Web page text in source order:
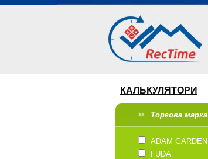
КАЛЬКУЛЯТОРИ
Торгова марка
ADAM GARDEN
FUDA